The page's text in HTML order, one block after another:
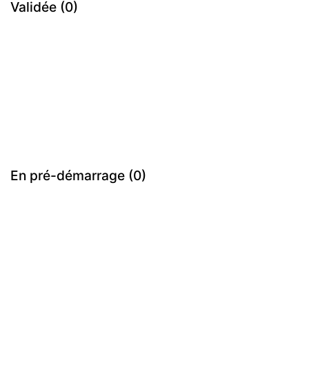
Validée (0)
En pré-démarrage (0)